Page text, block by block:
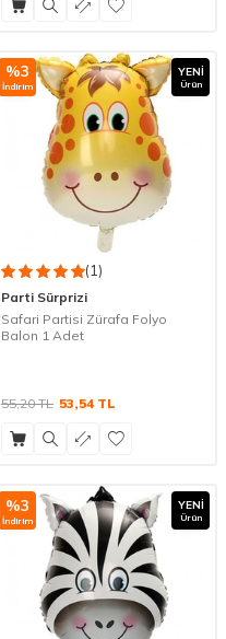
%3
İndirim
YENI
Ürün
(1)
Parti Sürprizi
Safari Partisi Zürafa Folyo
Balon 1 Adet
55,20TL 53,54 TL
%3
İndirim
YENI
Ürün